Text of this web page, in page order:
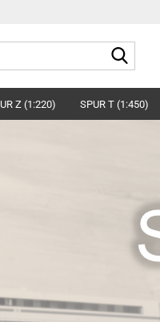
Z (1:220) SPUR T (1:450)